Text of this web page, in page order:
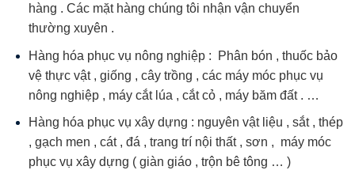
hàng . Các mặt hàng chúng tôi nhận vận chuyển
thường xuyên .
Hàng hóa phục vụ nông nghiệp : Phân bón , thuốc bảo
vệ thực vật , giống , cây trồng , các máy móc phục vụ
nông nghiệp , máy cắt lúa , cắt cỏ , máy băm đất . …
Hàng hóa phục vụ xây dựng : nguyên vật liệu , sắt , thép
, gạch men , cát , đá , trang trí nội thất , sơn , máy móc
phục vụ xây dựng ( giàn giáo , trộn bê tông … )